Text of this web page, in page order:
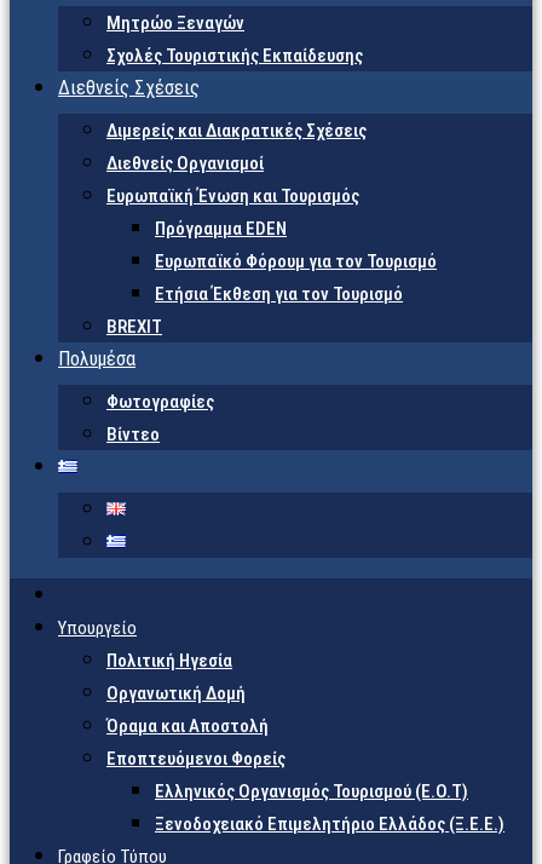
Μητρώο Ξεναγών
Σχολές Τουριστικής Εκπαίδευσης
Διεθνείς Σχέσεις
Διμερείς και Διακρατικές Σχέσεις
Διεθνείς Οργανισμοί
Ευρωπαϊκή Ένωση και Τουρισμός
Πρόγραμμα EDEN
Ευρωπαϊκό Φόρουμ για τον Τουρισμό
Ετήσια Έκθεση για τον Τουρισμό
BREXIT
Πολυμέσα
Φωτογραφίες
Βίντεο
Υπουργείο
Πολιτική Ηγεσία
Οργανωτική Δομή
Όραμα και Αποστολή
Εποπτευόμενοι Φορείς
Eλληνικός Οργανισμός Τουρισμού (Ε.Ο.Τ)
Ξενοδοχειακό Επιμελητήριο Ελλάδος (Ξ.Ε.Ε.)
Γραφείο Τύπου